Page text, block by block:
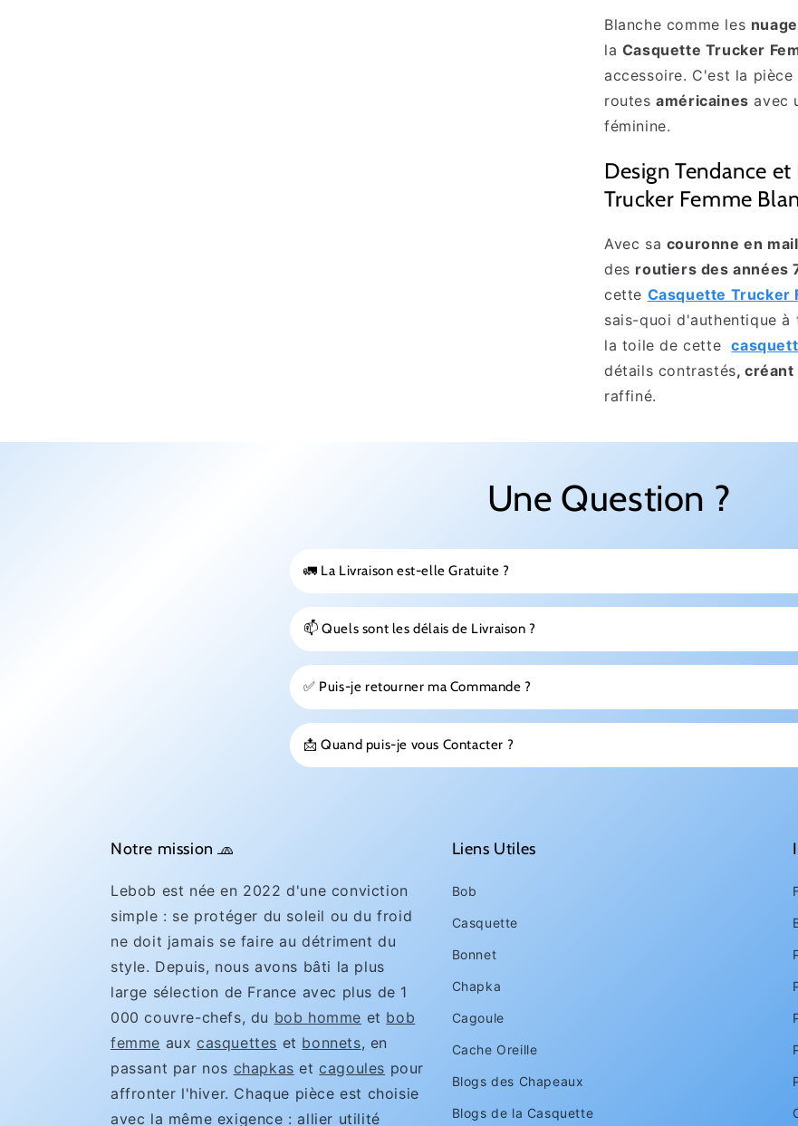
Blanche comme les
la Casquette Trucker
accessoire. C'est la
routesaméricaines avec
féminine.
Design Tendance
Trucker Femme
Avec sa couronne en
des routiers des années
cette Casquette Trucker
sais-quoi d'authentique à
la toile de cette
détails contrastés,
raffiné.
Une Question ?
🚛 La Livraison est-elle Gratuite ?
📫 Quels sont les délais de Livraison ?
✅ Puis-je retourner ma Commande ?
📩 Quand puis-je vous Contacter ?
Notre mission 🧢
Lebob est née en 2022 d'une conviction
simple : se protéger du soleil ou du froid
ne doit jamais se faire au détriment du
style. Depuis, nous avons bâti la plus
large sélection de France avec plus de 1
000 couvre-chefs, du bob homme et bob
femme aux casquettes et bonnets, en
passant par nos chapkas etcagoules pour
affronter l'hiver. Chaque pièce est choisie
avec la même exigence : allier utilité
Liens Utiles
Bob
Casquette
Bonnet
Chapka
Cagoule
Cache Oreille
Blogs des Chapeaux
Blogs de la Casquette